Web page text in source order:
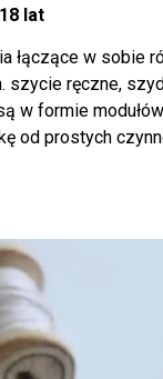
lat
łączące w sobie
szycie ręczne,
w formie
od prostych